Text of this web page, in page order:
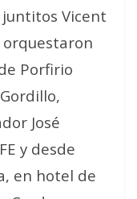
Vicent
orquestaron
Porfirio
José
y desde
en hotel de